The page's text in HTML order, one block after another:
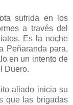
sufrida en los
a través del
Es la noche
Peñaranda para,
en un intento de
Duero.
aliado inicia su
que las brigadas